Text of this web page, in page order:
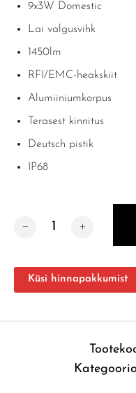
9x3W Domestic
Lai valgusvihk
1450lm
RFI/EMC-heakskiit
Alumiiniumkorpus
Terasest kinnitus
Deutsch pistik
IP68
SAE 27W kogus
Küsi hinnapakkumist